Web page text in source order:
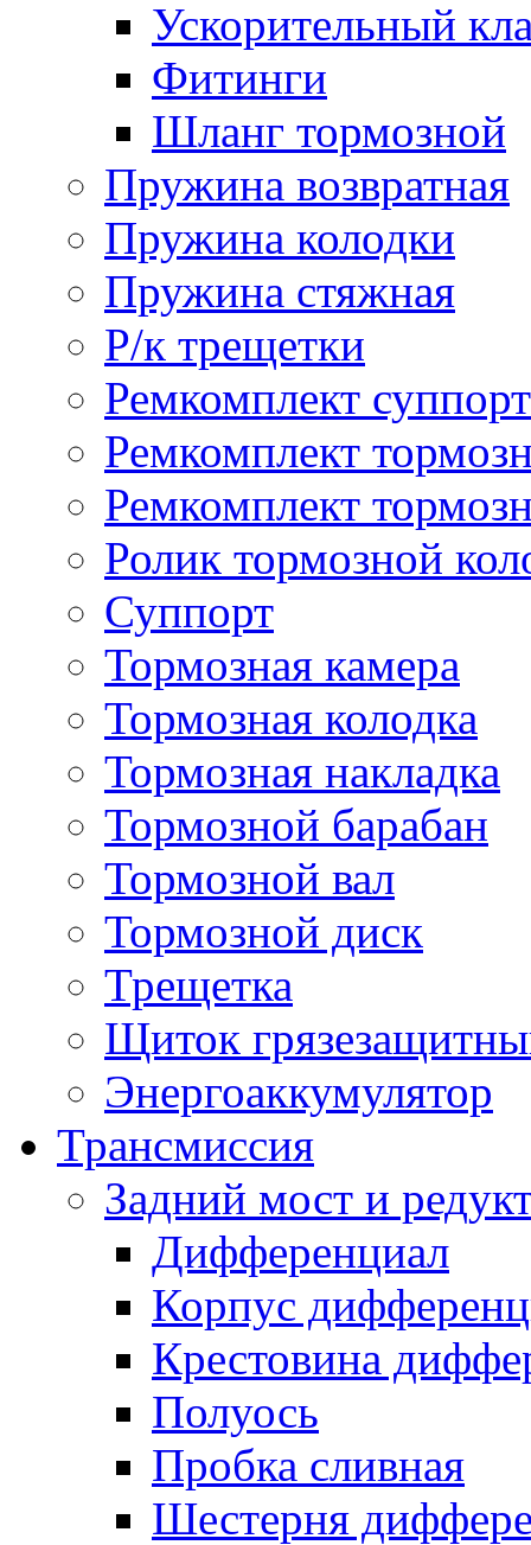
Ускорительный
Фитинги
Шланг тормозной
Пружина возвратная
Пружина колодки
Пружина стяжная
Р/к трещетки
Ремкомплект
Ремкомплект
Ремкомплект
Ролик тормозной
Суппорт
Тормозная камера
Тормозная колодка
Тормозная накладка
Тормозной барабан
Тормозной вал
Тормозной диск
Трещетка
Щиток
Энергоаккумулятор
Трансмиссия
Задний мост и
Дифференциал
Корпус
Крестовина
Полуось
Пробка сливная
Шестерня